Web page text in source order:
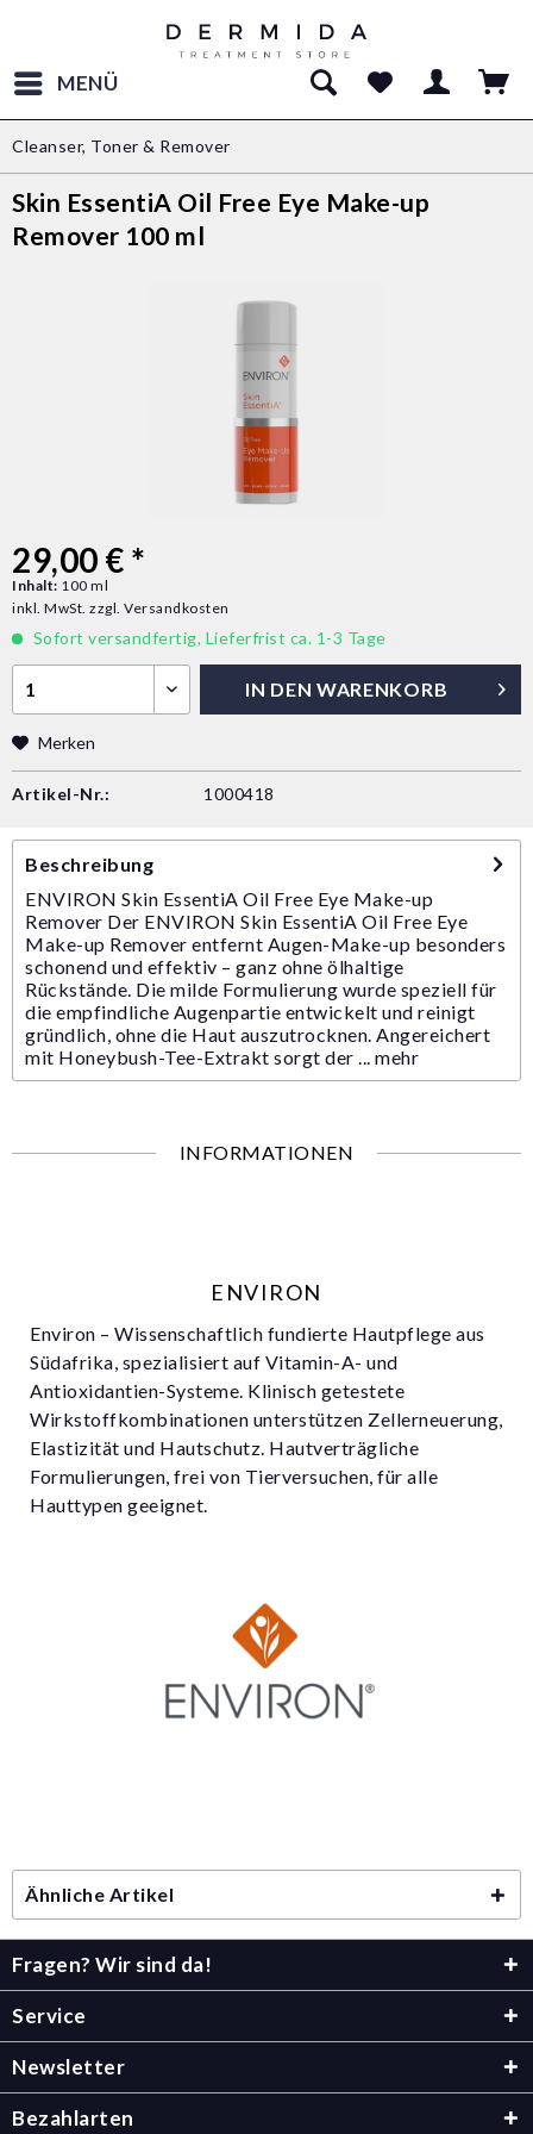
MENÜ
Cleanser, Toner & Remover
Skin EssentiA Oil Free Eye Make-up
Remover 100 ml
29,00 € *
Inhalt: 100 ml
inkl. MwSt. zzgl. Versandkosten
Sofort versandfertig, Lieferfrist ca. 1-3 Tage
IN DEN WARENKORB
Merken
Artikel-Nr.: 1000418
Beschreibung
ENVIRON Skin EssentiA Oil Free Eye Make-up
Remover Der ENVIRON Skin EssentiA Oil Free Eye
Make-up Remover entfernt Augen-Make-up besonders
schonend und effektiv – ganz ohne ölhaltige
Rückstände. Die milde Formulierung wurde speziell für
die empfindliche Augenpartie entwickelt und reinigt
gründlich, ohne die Haut auszutrocknen. Angereichert
mit Honeybush-Tee-Extrakt sorgt der ... mehr
INFORMATIONEN
ENVIRON
Environ – Wissenschaftlich fundierte Hautpflege aus
Südafrika, spezialisiert auf Vitamin-A- und
Antioxidantien-Systeme. Klinisch getestete
Wirkstoffkombinationen unterstützen Zellerneuerung,
Elastizität und Hautschutz. Hautverträgliche
Formulierungen, frei von Tierversuchen, für alle
Hauttypen geeignet.
Ähnliche Artikel
Fragen? Wir sind da!
Service
Newsletter
Bezahlarten